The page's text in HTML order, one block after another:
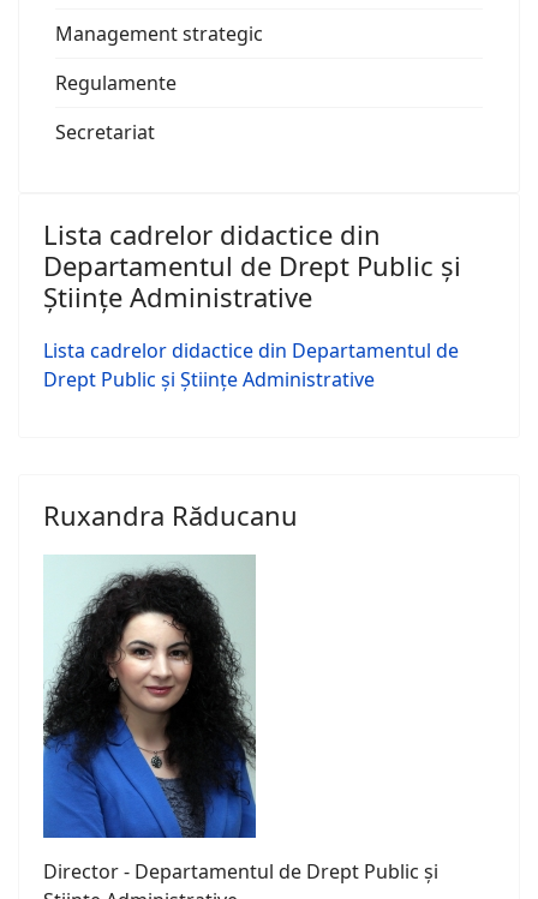
Management strategic
Regulamente
Secretariat
Lista cadrelor didactice din
Departamentul de Drept Public și
Științe Administrative
Lista cadrelor didactice din Departamentul de
Drept Public și Științe Administrative
Ruxandra Răducanu
Director - Departamentul de Drept Public și